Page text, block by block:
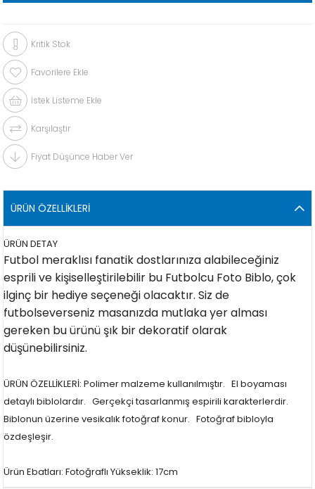
Kritik Stok
Favorilere Ekle
İstek Listeme Ekle
Karşılaştır
Fiyat Düşünce Haber Ver
ÜRÜN ÖZELLIKLERI
ÜRÜN DETAY
Futbol meraklısı fanatik dostlarınıza alabileceğiniz
esprili ve kişiselleştirilebilir bu Futbolcu Foto Biblo, çok
ilginç bir hediye seçeneği olacaktır. Siz de
futbolseverseniz masanızda mutlaka yer alması
gereken bu ürünü şık bir dekoratif olarak
düşünebilirsiniz.
ÜRÜN ÖZELLİKLERİ: Polimer malzeme kullanılmıştır. El boyaması
detaylı biblolardır. Gerçekçi tasarlanmış espirili karakterlerdir.
Biblonun üzerine vesikalık fotoğraf konur. Fotoğraf bibloyla
özdeşleşir.
Ürün Ebatları: Fotoğraflı Yükseklik: 17cm